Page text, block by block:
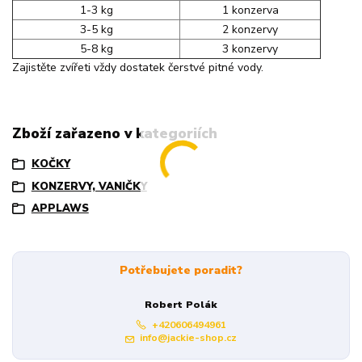
1-3 kg
1 konzerva
3-5 kg
2 konzervy
5-8 kg
3 konzervy
Zajistěte zvířeti vždy dostatek čerstvé pitné vody.
Zboží zařazeno v kategoriích
KOČKY
KONZERVY, VANIČKY
APPLAWS
Potřebujete poradit?
Robert Polák
+420606494961
info@jackie-shop.cz